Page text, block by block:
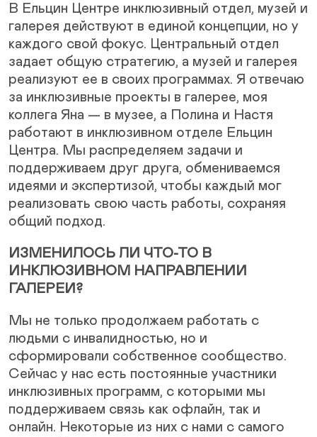
В Ельцин Центре инклюзивный отдел, музей и
галерея действуют в единой концепции, но у
каждого свой фокус. Центральный отдел
задает общую стратегию, а музей и галерея
реализуют ее в своих программах. Я отвечаю
за инклюзивные проекты в галерее, моя
коллега Яна — в музее, а Полина и Настя
работают в инклюзивном отделе Ельцин
Центра. Мы распределяем задачи и
поддерживаем друг друга, обмениваемся
идеями и экспертизой, чтобы каждый мог
реализовать свою часть работы, сохраняя
общий подход.
ИЗМЕНИЛОСЬ ЛИ ЧТО-ТО В
ИНКЛЮЗИВНОМ НАПРАВЛЕНИИ
ГАЛЕРЕИ?
Мы не только продолжаем работать с
людьми с инвалидностью, но и
сформировали собственное сообщество.
Сейчас у нас есть постоянные участники
инклюзивных программ, с которыми мы
поддерживаем связь как офлайн, так и
онлайн. Некоторые из них с нами с самого